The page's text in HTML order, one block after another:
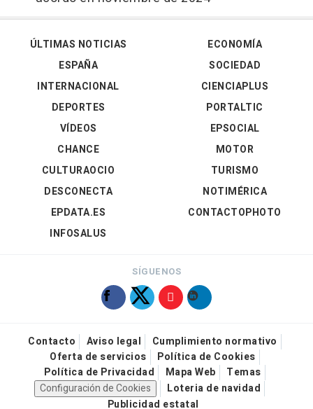
ÚLTIMAS NOTICIAS
ESPAÑA
INTERNACIONAL
DEPORTES
VÍDEOS
ECONOMÍA
SOCIEDAD
CIENCIAPLUS
PORTALTIC
EPSOCIAL
CHANCE
CULTURAOCIO
DESCONECTA
EPDATA.ES
INFOSALUS
MOTOR
TURISMO
NOTIMÉRICA
CONTACTOPHOTO
SÍGUENOS
Contacto Aviso legal
Cumplimiento normativo
Oferta de servicios
Política de Cookies
Política de Privacidad
Mapa Web
Temas
Configuración de Cookies
Loteria de navidad
Publicidad estatal